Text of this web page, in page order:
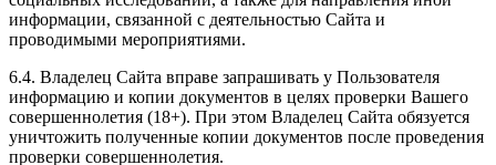
информации, связанной с деятельностью Сайта и
проводимыми мероприятиями.
6.4. Владелец Сайта вправе запрашивать у Пользователя
информацию и копии документов в целях проверки Вашего
совершеннолетия (18+). При этом Владелец Сайта обязуется
уничтожить полученные копии документов после проведения
проверки совершеннолетия.